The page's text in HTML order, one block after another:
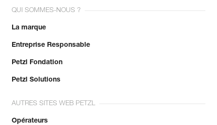
QUI SOMMES-NOUS ?
La marque
Entreprise Responsable
Petzl Fondation
Petzl Solutions
AUTRES SITES WEB PETZL
Opérateurs